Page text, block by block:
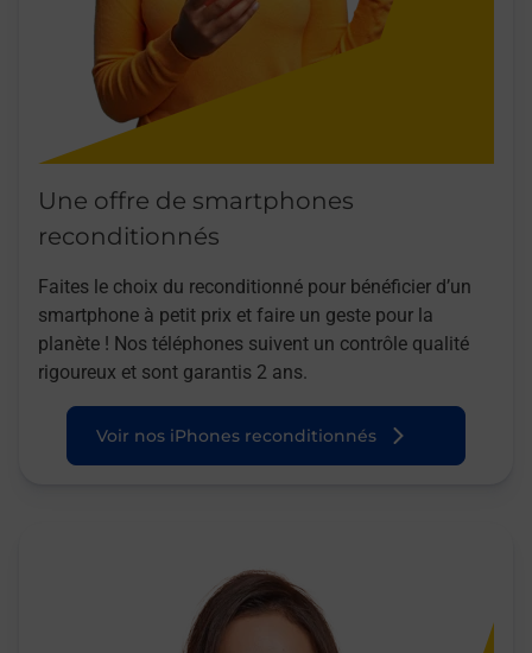
Une offre de smartphones
reconditionnés
Faites le choix du reconditionné pour bénéficier d’un
smartphone à petit prix et faire un geste pour la
planète ! Nos téléphones suivent un contrôle qualité
rigoureux et sont garantis 2 ans.
Voir nos iPhones reconditionnés